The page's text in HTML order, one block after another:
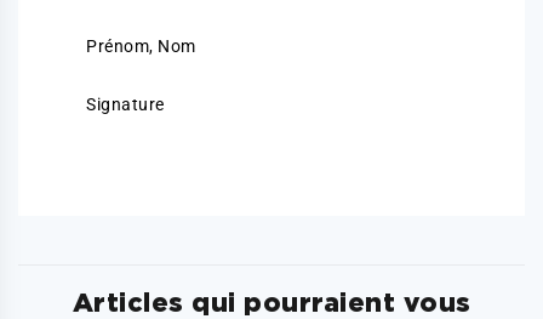
Prénom, Nom
Signature
Articles qui pourraient vous